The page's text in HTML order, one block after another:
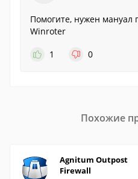
Помогите, нужен мануал
Winroter
1
0
Похожие
Agnitum Outpost
Firewall